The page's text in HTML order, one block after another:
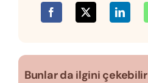
Bunlar da ilgini çekebilir